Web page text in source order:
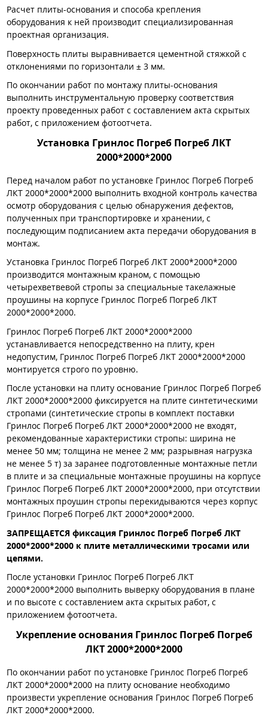
Расчет плиты-основания и способа крепления
оборудования к ней производит специализированная
проектная организация.
Поверхность плиты выравнивается цементной стяжкой с
отклонениями по горизонтали ± 3 мм.
По окончании работ по монтажу плиты-основания
выполнить инструментальную проверку соответствия
проекту проведенных работ с составлением акта скрытых
работ, с приложением фотоотчета.
Установка Гринлос Погреб Погреб ЛКТ
2000*2000*2000
Перед началом работ по установке Гринлос Погреб Погреб
ЛКТ 2000*2000*2000 выполнить входной контроль качества
осмотр оборудования с целью обнаружения дефектов,
полученных при транспортировке и хранении, с
последующим подписанием акта передачи оборудования в
монтаж.
Установка Гринлос Погреб Погреб ЛКТ 2000*2000*2000
производится монтажным краном, с помощью
четырехветвевой стропы за специальные такелажные
проушины на корпусе Гринлос Погреб Погреб ЛКТ
2000*2000*2000.
Гринлос Погреб Погреб ЛКТ 2000*2000*2000
устанавливается непосредственно на плиту, крен
недопустим, Гринлос Погреб Погреб ЛКТ 2000*2000*2000
монтируется строго по уровню.
После установки на плиту основание Гринлос Погреб Погреб
ЛКТ 2000*2000*2000 фиксируется на плите синтетическими
стропами (синтетические стропы в комплект поставки
Гринлос Погреб Погреб ЛКТ 2000*2000*2000 не входят,
рекомендованные характеристики стропы: ширина не
менее 50 мм; толщина не менее 2 мм; разрывная нагрузка
не менее 5 т) за заранее подготовленные монтажные петли
в плите и за специальные монтажные проушины на корпусе
Гринлос Погреб Погреб ЛКТ 2000*2000*2000, при отсутствии
монтажных проушин стропы перекидываются через корпус
Гринлос Погреб Погреб ЛКТ 2000*2000*2000.
ЗАПРЕЩАЕТСЯ фиксация Гринлос Погреб Погреб ЛКТ
2000*2000*2000 к плите металлическими тросами или
цепями.
После установки Гринлос Погреб Погреб ЛКТ
2000*2000*2000 выполнить выверку оборудования в плане
и по высоте с составлением акта скрытых работ, с
приложением фотоотчета.
Укрепление основания Гринлос Погреб Погреб
ЛКТ 2000*2000*2000
По окончании работ по установке Гринлос Погреб Погреб
ЛКТ 2000*2000*2000 на плиту основание необходимо
произвести укрепление основания Гринлос Погреб Погреб
ЛКТ 2000*2000*2000.